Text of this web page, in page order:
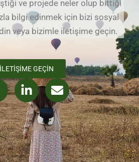
ve projede neler olup bittiği
bilgi edinmek için bizi sosyal
veya bizimle iletişime geçin.
İLETIŞIME GEÇIN
L
i
n
k
e
d
i
E
n
v
e
l
o
p